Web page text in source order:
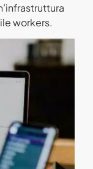
workers.